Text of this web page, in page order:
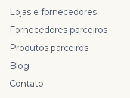
Lojas e fornecedores
Fornecedores parceiros
Produtos parceiros
Blog
Contato